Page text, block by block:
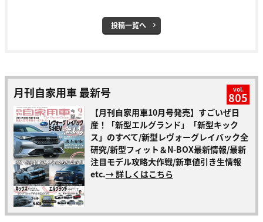
投稿一覧へ
月刊自家用車 最新号 vol.
805
【月刊自家用車10月号発売】すごいぜ日
産！「新型エルグランド」「新型キック
ス」のすべて/新型レヴォーグレイバック全
研究/新型フィット＆N-BOX最新情報/最新
注目モデル攻略大作戦/新車値引き生情報
etc.→ 詳しくはこちら